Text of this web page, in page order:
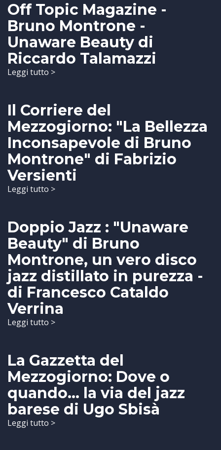
Off Topic Magazine -
Bruno Montrone -
Unaware Beauty di
Riccardo Talamazzi
Leggi tutto >
Il Corriere del
Mezzogiorno: "La Bellezza
Inconsapevole di Bruno
Montrone" di Fabrizio
Versienti
Leggi tutto >
Doppio Jazz : "Unaware
Beauty" di Bruno
Montrone, un vero disco
jazz distillato in purezza -
di Francesco Cataldo
Verrina
Leggi tutto >
La Gazzetta del
Mezzogiorno: Dove o
quando... la via del jazz
barese di Ugo Sbisà
Leggi tutto >